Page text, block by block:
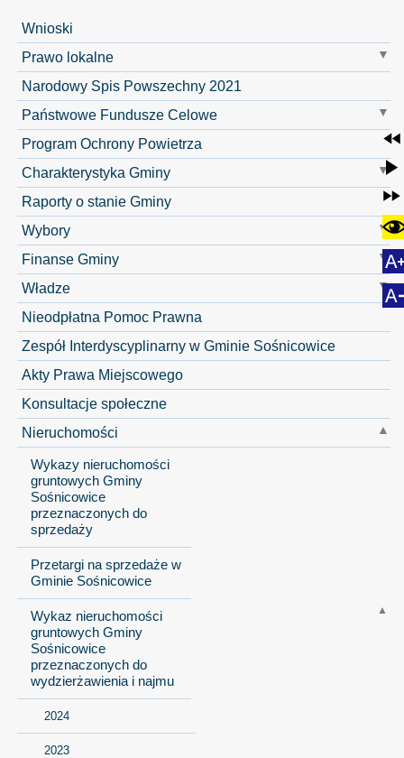
Wnioski
Prawo lokalne
Narodowy Spis Powszechny 2021
Państwowe Fundusze Celowe
Program Ochrony Powietrza
Charakterystyka Gminy
Raporty o stanie Gminy
Wybory
Finanse Gminy
Władze
Nieodpłatna Pomoc Prawna
Zespół Interdyscyplinarny w Gminie Sośnicowice
Akty Prawa Miejscowego
Konsultacje społeczne
Nieruchomości
Wykazy nieruchomości
gruntowych Gminy
Sośnicowice
przeznaczonych do
sprzedaży
Przetargi na sprzedaże w
Gminie Sośnicowice
Wykaz nieruchomości
gruntowych Gminy
Sośnicowice
przeznaczonych do
wydzierżawienia i najmu
2024
2023